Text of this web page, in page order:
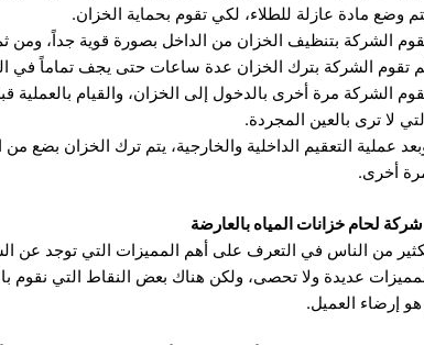
وضع مادة عازلة للطلاء، لكي تقوم بحماية الخزان.
الشركة بتنظيف الخزان من الداخل بصورة قوية جداً، ومن
تقوم الشركة بترك الخزان عدة ساعات حتى يجف تماماً
الشركة مرة أخرى بالدخول إلى الخزان، والقيام بالعملية
لا ترى بالعين المجردة.
عملية التعقيم الداخلية والخارجية، يتم ترك الخزان
أخرى.
لحام خزانات المياه بالعارضة
من الناس في التعرف على أهم المميزات التي توجد عن
عديدة ولا تحصى، ولكن هناك بعض النقاط التي نقوم
إرضاء العميل.